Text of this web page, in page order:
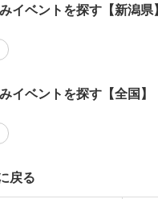
イベントを探す【新潟県】
イベントを探す【全国】
戻る